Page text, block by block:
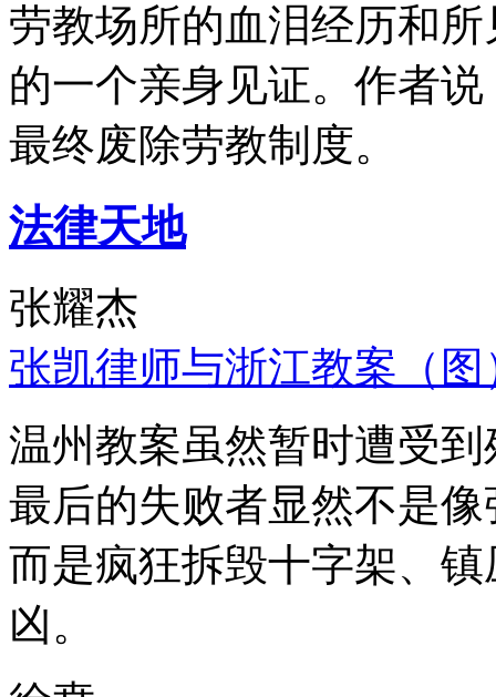
劳教场所的血泪经历和
的一个亲身见证。作者
最终废除劳教制度。
法律天地
张耀杰
张凯律师与浙江教案（图
温州教案虽然暂时遭受
最后的失败者显然不是
而是疯狂拆毁十字架、
凶。